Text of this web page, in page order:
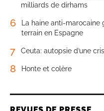
milliards de dirhams
6
La haine anti-
terrain en Espagne
7 Ceuta: autopsie d’une
8 Honte et colère